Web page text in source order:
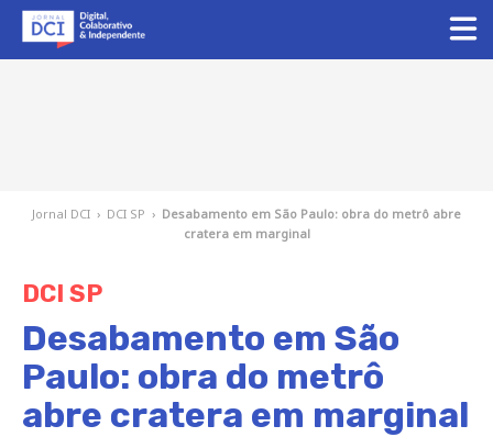
Jornal DCI › DCI SP › Desabamento em São Paulo: obra do metrô abre
cratera em marginal
DCI SP
Desabamento em São
Paulo: obra do metrô
abre cratera em marginal